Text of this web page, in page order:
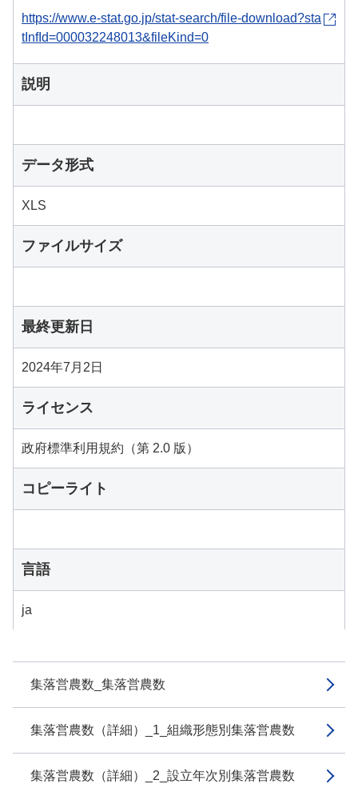
集落営農数_集落営農数
集落営農数（詳細）_1_組織形態別集落営農数
集落営農数（詳細）_2_設立年次別集落営農数
https://www.e-stat.go.jp/stat-search/file-download?sta
tInfId=000032248013&fileKind=0
説明
データ形式
XLS
ファイルサイズ
最終更新日
2024年7月2日
ライセンス
政府標準利用規約（第 2.0 版）
コピーライト
言語
ja